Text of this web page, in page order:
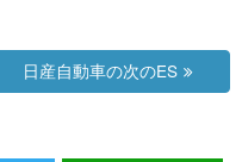
日産自動車の次のES